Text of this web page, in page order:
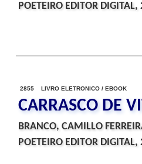
POETEIRO EDITOR DIGITAL,
2855 LIVRO ELETRONICO / EBOOK
CARRASCO DE
BRANCO, CAMILLO
POETEIRO EDITOR DIGITAL,